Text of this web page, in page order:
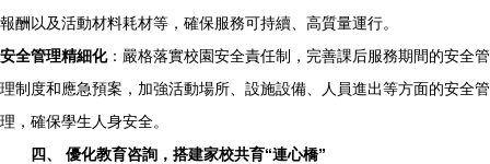
報酬以及活動材料耗材等，確保服務可持續、高質量運行。
安全管理精細化：嚴格落實校園安全責任制，完善課后服務期間的安全管
理制度和應急預案，加強活動場所、設施設備、人員進出等方面的安全管
理，確保學生人身安全。
四、 優化教育咨詢，搭建家校共育“連心橋”